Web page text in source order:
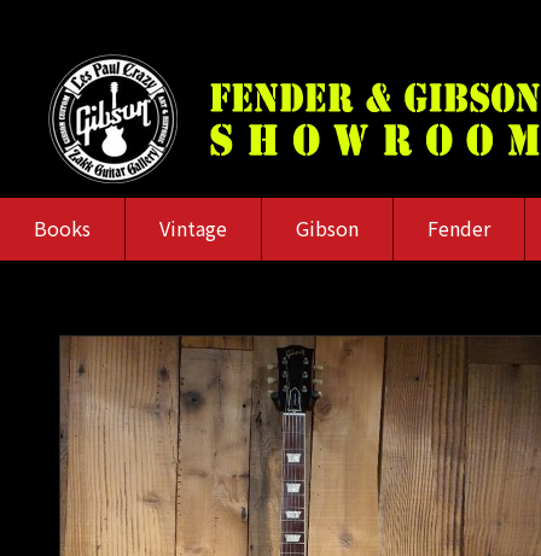
Books Vintage Gibson Fender